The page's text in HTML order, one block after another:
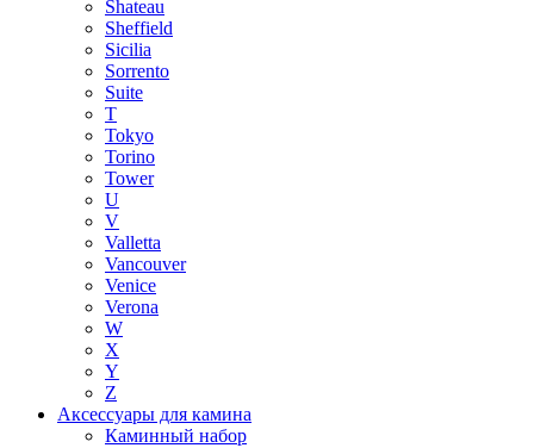
Shateau
Sheffield
Sicilia
Sorrento
Suite
T
Tokyo
Torino
Tower
U
V
Valletta
Vancouver
Venice
Verona
W
X
Y
Z
Аксессуары для камина
Каминный набор